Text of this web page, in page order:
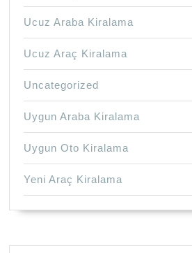
Ucuz Araba Kiralama
Ucuz Araç Kiralama
Uncategorized
Uygun Araba Kiralama
Uygun Oto Kiralama
Yeni Araç Kiralama